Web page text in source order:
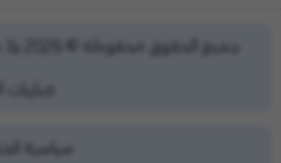
جميع الحقوق محفوظة ©
مباريات
سياسية